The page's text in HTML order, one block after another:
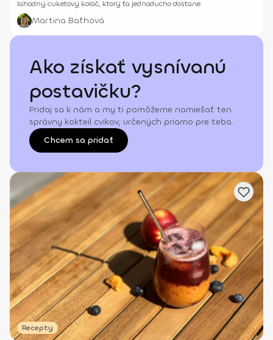
lahodný cuketový koláč, ktorý ťa jednoducho dostane.
Martina Baťhová
Ako získať vysnívanú
postavičku?
Pridaj sa k nám a my ti pomôžeme namiešať ten
správny kokteil cvikov, určených priamo pre teba.
Chcem sa pridať
Recepty